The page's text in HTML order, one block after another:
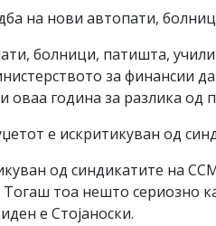
на нови автопати,
болници, патишта,
за финансии
оваа година за разлика
е искритикуван од
од синдикатите на
тоа нешто сериозно
е Стојаноски.